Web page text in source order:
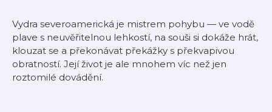
Vydra severoamerická je mistrem pohybu — ve vodě
plave s neuvěřitelnou lehkostí, na souši si dokáže hrát,
klouzat se a překonávat překážky s překvapivou
obratností. Její život je ale mnohem víc než jen
roztomilé dovádění.